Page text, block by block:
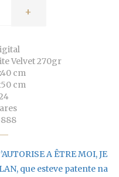
+
Velvet 270gr
cm
cm
A ÊTRE MOI, JE
que esteve patente na